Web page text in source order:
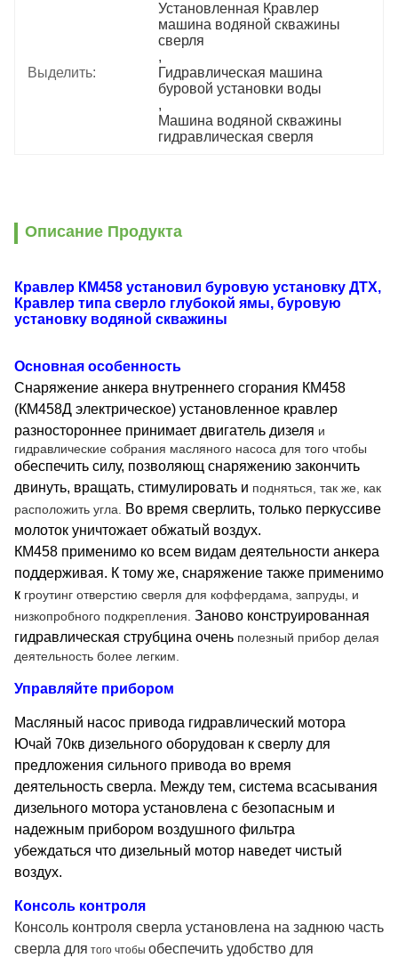
Выделить:
Установленная Кравлер
машина водяной скважины
сверля
,
Гидравлическая машина
буровой установки воды
,
Машина водяной скважины
гидравлическая сверля
Описание Продукта
Кравлер КМ458 установил буровую установку ДТХ,
Кравлер типа сверло глубокой ямы, буровую
установку водяной скважины
Основная особенность
Снаряжение анкера внутреннего сгорания КМ458
(КМ458Д электрическое) установленное кравлер
разностороннее принимает двигатель дизеля и
гидравлические собрания масляного насоса для того чтобы
обеспечить силу, позволяющ снаряжению закончить
двинуть, вращать, стимулировать и подняться, так же, как
расположить угла.
Во время сверлить, только перкуссиве
молоток уничтожает обжатый воздух.
КМ458 применимо ко всем видам деятельности анкера
поддерживая. К тому же, снаряжение также применимо
к гроутинг отверстию сверля для коффердама, запруды, и
низкопробного подкрепления. Заново конструированная
гидравлическая струбцина очень полезный прибор делая
деятельность более легким.
Управляйте прибором
Масляный насос привода гидравлический мотора
Ючай 70кв дизельного оборудован к сверлу для
предложения сильного привода во время
деятельность сверла. Между тем, система всасывания
дизельного мотора установлена с безопасным и
надежным прибором воздушного фильтра
убеждаться что дизельный мотор наведет чистый
воздух.
Консоль контроля
Консоль контроля сверла установлена на заднюю часть
сверла для того чтобы обеспечить удобство для